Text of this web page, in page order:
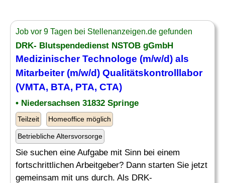
Job vor 9 Tagen bei Stellenanzeigen.de gefunden
DRK- Blutspendedienst NSTOB gGmbH
Medizinischer Technologe (m/w/d) als
Mitarbeiter (m/w/d) Qualitätskontrolllabor
(VMTA, BTA, PTA, CTA)
• Niedersachsen 31832 Springe
Teilzeit Homeoffice möglich
Betriebliche Altersvorsorge
Sie suchen eine Aufgabe mit Sinn bei einem
fortschrittlichen Arbeitgeber? Dann starten Sie jetzt
gemeinsam mit uns durch. Als DRK-